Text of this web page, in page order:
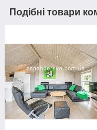
Подібні товари